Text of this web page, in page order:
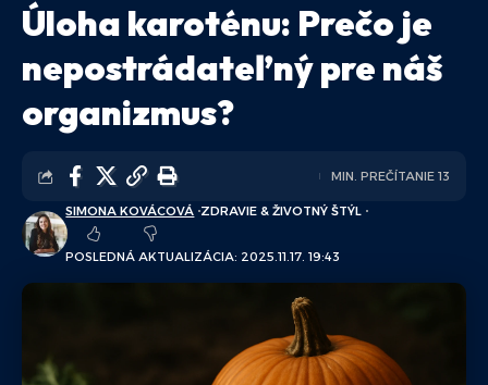
Úloha karoténu: Prečo je
nepostrádateľný pre náš
organizmus?
POSLEDNÁ AKTUALIZÁCIA: 2025.11.17. 19:43
SIMONA KOVÁCOVÁ ZDRAVIE & ŽIVOTNÝ ŠTÝL
MIN. PREČÍTANIE 13